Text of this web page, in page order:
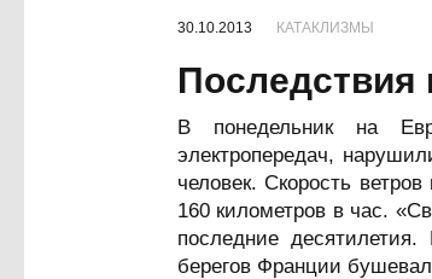
30.10.2013 КАТАКЛИЗМЫ
Последствия
В понедельник на
электропередач,
человек. Скорость
160 километров в час.
последние
берегов Франции